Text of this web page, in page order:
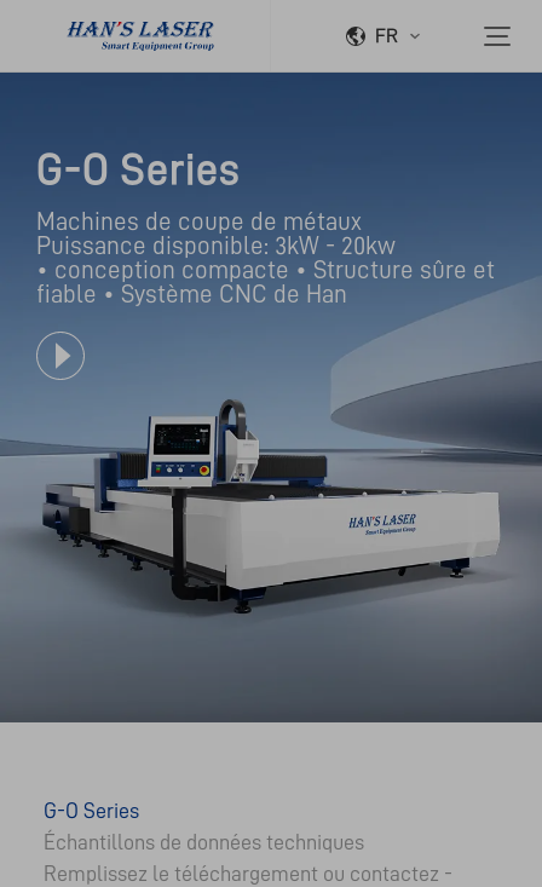
FR
G-O Series
Machines de coupe de métaux
Puissance disponible: 3kW - 20kw
• conception compacte • Structure sûre et
fiable • Système CNC de Han
G-O Series
Échantillons de données techniques
Remplissez le téléchargement ou contactez -